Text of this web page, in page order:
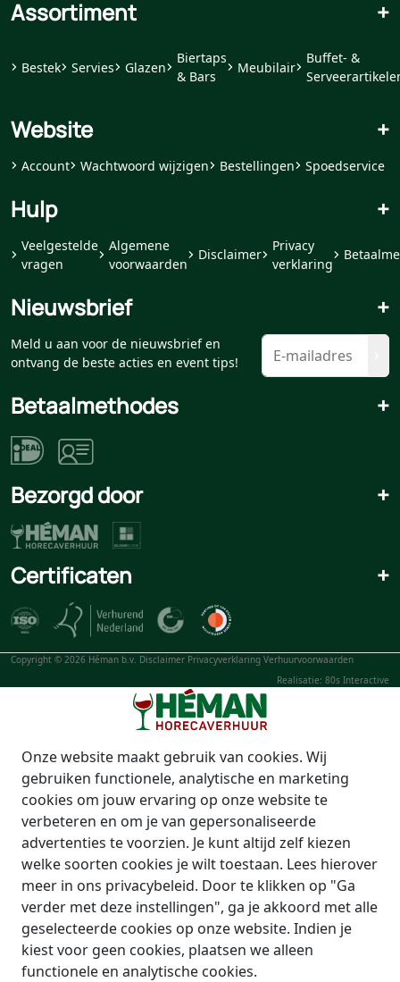
Assortiment +
Bestek Servies Glazen
Biertaps
& Bars
Meubilair
Buffet- &
Website +
Account Wachtwoord wijzigen Bestellingen Spoedservice
Hulp +
Veelgestelde
vragen
Algemene
voorwaarden
Disclaimer
Privacy
verklaring
Nieuwsbrief +
Meld u aan voor de nieuwsbrief en
ontvang de beste acties en event tips!
Betaalmethodes +
Bezorgd door +
Certificaten +
Copyright © 2026 Héman b.v. Disclaimer Privacyverklaring Verhuurvoorwaarden
Realisatie: 80s Interactive
Onze website maakt gebruik van cookies. Wij
gebruiken functionele, analytische en marketing
cookies om jouw ervaring op onze website te
verbeteren en om je van gepersonaliseerde
advertenties te voorzien. Je kunt altijd zelf kiezen
welke soorten cookies je wilt toestaan. Lees hierover
meer in ons privacybeleid. Door te klikken op "Ga
verder met deze instellingen", ga je akkoord met alle
geselecteerde cookies op onze website. Indien je
kiest voor geen cookies, plaatsen we alleen
functionele en analytische cookies.